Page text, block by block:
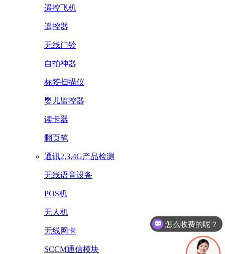
遥控飞机
遥控器
无线门铃
自拍神器
标签扫描仪
婴儿监控器
读卡器
翻页笔
通讯2,3,4G产品检测
无线语音设备
POS机
无人机
无线网卡
SCCM通信模块
办理流程是什么？